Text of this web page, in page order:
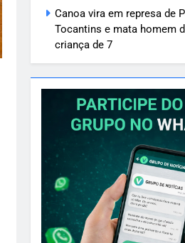
Canoa vira em represa de
Tocantins e mata homem
criança de 7